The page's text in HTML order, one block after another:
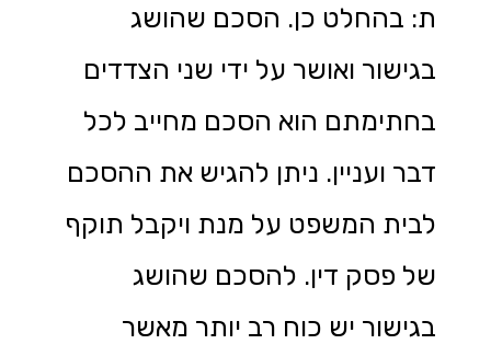
ת: בהחלט כן. הסכם שהושג
בגישור ואושר על ידי שני הצדדים
בחתימתם הוא הסכם מחייב לכל
דבר ועניין. ניתן להגיש את ההסכם
לבית המשפט על מנת ויקבל תוקף
של פסק דין. להסכם שהושג
בגישור יש כוח רב יותר מאשר